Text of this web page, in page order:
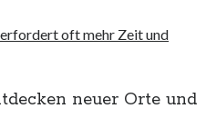
oft mehr Zeit und
neuer Orte und